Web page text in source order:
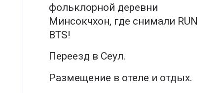
фольклорной деревни
Минсокчхон, где снимали RUN
BTS!
Переезд в Сеул.
Размещение в отеле и отдых.